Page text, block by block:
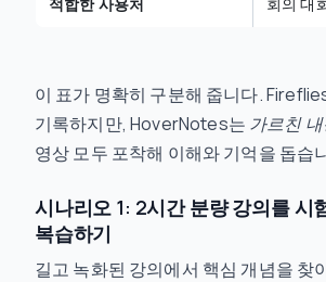
이 표가 명확히 구분해 줍니다.
기록하지만, HoverNotes는 가르친
영상 모두 포착해 이해와 기억을 돕습
시나리오 1: 2시간 분량 강의를 시
복습하기
길고 녹화된 강의에서 핵심 개념을 찾